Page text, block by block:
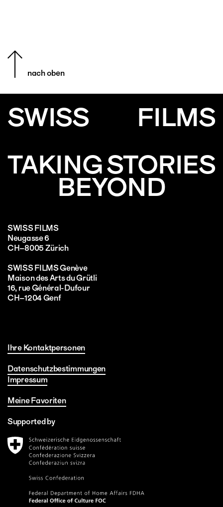
nach oben
SWISS
FILMS
TAKING STORIES
BEYOND
SWISS FILMS
Neugasse 6
CH–8005 Zürich
SWISS FILMS Genève
Maison des Arts du Grütli
16, rue Général-Dufour
CH–1204 Genf
Ihre Kontaktpersonen
Datenschutzbestimmungen
Impressum
Meine Favoriten
Supported by